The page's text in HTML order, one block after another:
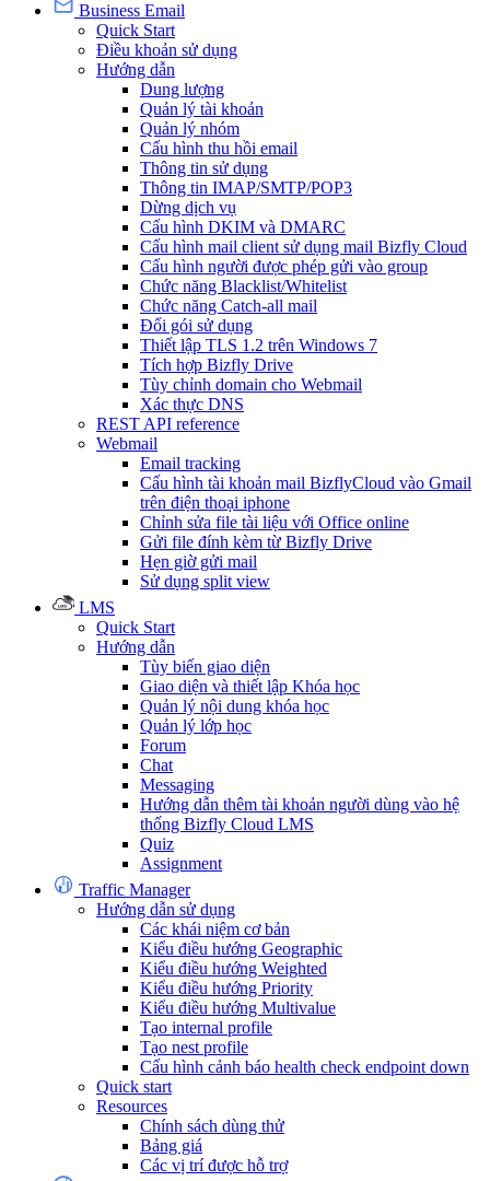
Business Email
Quick Start
Điều khoản sử dụng
Hướng dẫn
Dung lượng
Quản lý tài khoản
Quản lý nhóm
Cấu hình thu hồi email
Thông tin sử dụng
Thông tin IMAP/SMTP/POP3
Dừng dịch vụ
Cấu hình DKIM và DMARC
Cấu hình mail client sử dụng mail Bizfly Cloud
Cấu hình người được phép gửi vào group
Chức năng Blacklist/Whitelist
Chức năng Catch-all mail
Đổi gói sử dụng
Thiết lập TLS 1.2 trên Windows 7
Tích hợp Bizfly Drive
Tùy chỉnh domain cho Webmail
Xác thực DNS
REST API reference
Webmail
Email tracking
Cấu hình tài khoản mail BizflyCloud vào Gmail
trên điện thoại iphone
Chỉnh sửa file tài liệu với Office online
Gửi file đính kèm từ Bizfly Drive
Hẹn giờ gửi mail
Sử dụng split view
LMS
Quick Start
Hướng dẫn
Tùy biến giao diện
Giao diện và thiết lập Khóa học
Quản lý nội dung khóa học
Quản lý lớp học
Forum
Chat
Messaging
Hướng dẫn thêm tài khoản người dùng vào hệ
thống Bizfly Cloud LMS
Quiz
Assignment
Traffic Manager
Hướng dẫn sử dụng
Các khái niệm cơ bản
Kiểu điều hướng Geographic
Kiểu điều hướng Weighted
Kiểu điều hướng Priority
Kiểu điều hướng Multivalue
Tạo internal profile
Tạo nest profile
Cấu hình cảnh báo health check endpoint down
Quick start
Resources
Chính sách dùng thử
Bảng giá
Các vị trí được hỗ trợ